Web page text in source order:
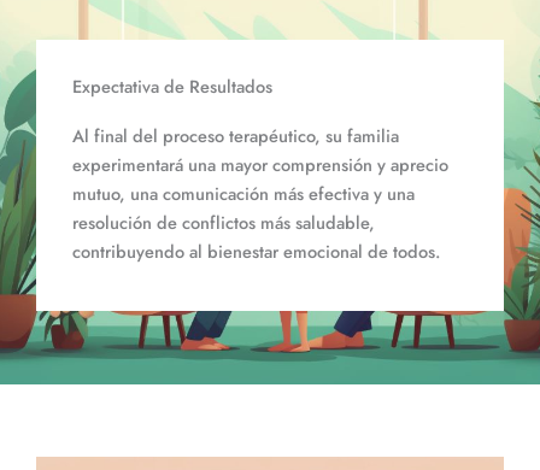
Expectativa de Resultados
Al final del proceso terapéutico, su familia
experimentará una mayor comprensión y aprecio
mutuo, una comunicación más efectiva y una
resolución de conflictos más saludable,
contribuyendo al bienestar emocional de todos.